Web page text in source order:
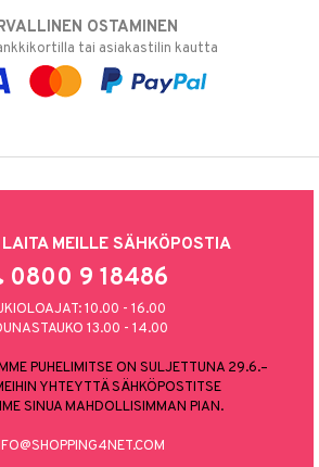
OSTAMINEN
tai asiakastilin kautta
MEILLE SÄHKÖPOSTIA
0800 9 18486
10.00 - 16.00
13.00 - 14.00
PUHELIMITSE ON SULJETTUNA 29.6.–
YHTEYTTÄ SÄHKÖPOSTITSE
SINUA MAHDOLLISIMMAN PIAN.